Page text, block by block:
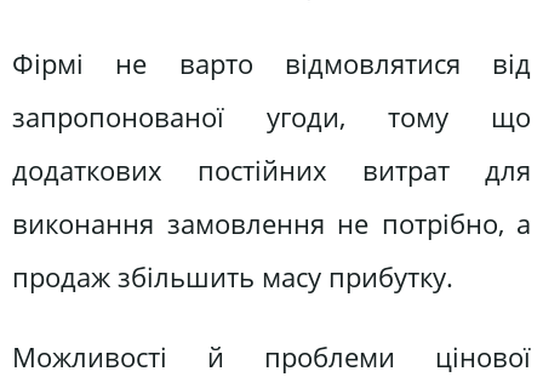
Фірмі не варто відмовлятися від
запропонованої угоди, тому що
додаткових постійних витрат для
виконання замовлення не потрібно, а
продаж збільшить масу прибутку.
Можливості й проблеми цінової